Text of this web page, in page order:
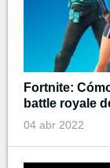
Fortnite:
battle royale
04 abr 2022